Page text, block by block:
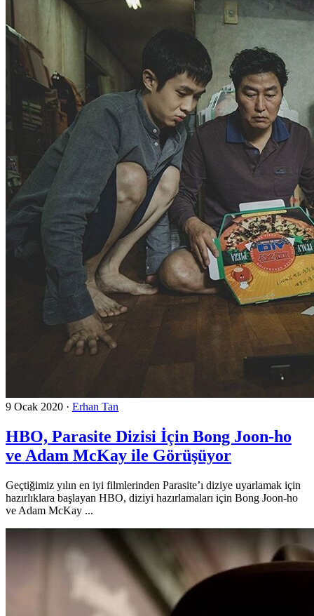
9 Ocak 2020 · Erhan Tan
HBO, Parasite Dizisi İçin Bong Joon-ho
ve Adam McKay ile Görüşüyor
Geçtiğimiz yılın en iyi filmlerinden Parasite’ı diziye uyarlamak için
hazırlıklara başlayan HBO, diziyi hazırlamaları için Bong Joon-ho
ve Adam McKay ...